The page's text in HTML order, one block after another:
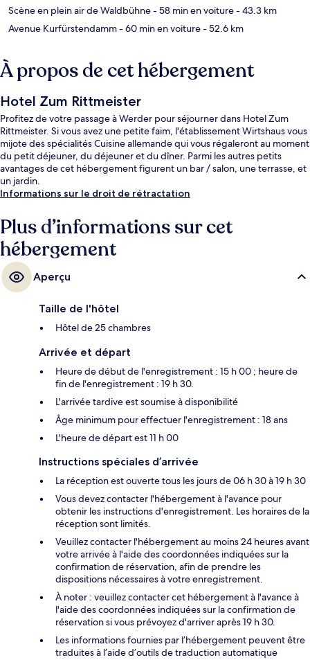
Scène en plein air de Waldbühne- 58 min en voiture- 43.3 km
Avenue Kurfürstendamm- 60 min en voiture- 52.6 km
À propos de cet hébergement
Hotel Zum Rittmeister
Profitez de votre passage à Werder pour séjourner dans Hotel Zum
Rittmeister. Si vous avez une petite faim, l'établissement Wirtshaus vous
mijote des spécialités Cuisine allemande qui vous régaleront au moment
du petit déjeuner, du déjeuner et du dîner. Parmi les autres petits
avantages de cet hébergement figurent un bar / salon, une terrasse, et
un jardin.
Informations sur le droit de rétractation
Plus d’informations sur cet
hébergement
Aperçu
Taille de l'hôtel
Hôtel de 25 chambres
Arrivée et départ
Heure de début de l'enregistrement : 15 h 00 ; heure de
fin de l'enregistrement : 19 h 30.
L'arrivée tardive est soumise à disponibilité
Âge minimum pour effectuer l'enregistrement : 18 ans
L'heure de départ est 11 h 00
Instructions spéciales d’arrivée
La réception est ouverte tous les jours de 06 h 30 à 19 h 30
Vous devez contacter l'hébergement à l'avance pour
obtenir les instructions d'enregistrement. Les horaires de la
réception sont limités.
Veuillez contacter l'hébergement au moins 24 heures avant
votre arrivée à l'aide des coordonnées indiquées sur la
confirmation de réservation, afin de prendre les
dispositions nécessaires à votre enregistrement.
À noter : veuillez contacter cet hébergement à l'avance à
l'aide des coordonnées indiquées sur la confirmation de
réservation si vous prévoyez d'arriver après 19 h 30.
Les informations fournies par l’hébergement peuvent être
traduites à l’aide d’outils de traduction automatique